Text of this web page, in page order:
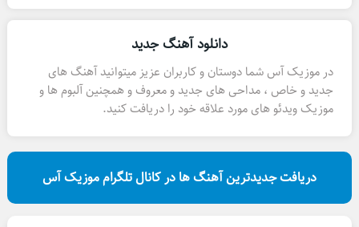
دانلود آهنگ جدید
در موزیک آس شما دوستان و کاربران عزیز میتوانید آهنگ های
جدید و خاص ، مداحی های جدید و معروف و همچنین آلبوم ها و
موزیک ویدئو های مورد علاقه خود را دریافت کنید.
دریافت جدیدترین آهنگ ها در کانال تلگرام موزیک آس